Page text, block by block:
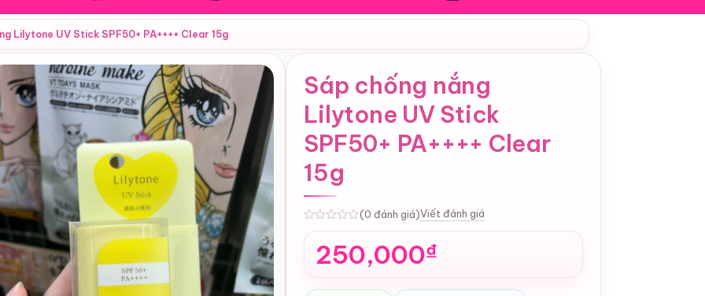
Lilytone UV Stick SPF50+ PA++++ Clear 15g
Sáp chống nắng
Lilytone UV Stick
SPF50+ PA++++ Clear
15g
(0 đánh giá)Viết đánh giá
250,000₫